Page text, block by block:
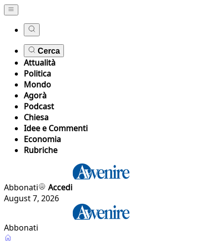
Cerca
Attualità
Politica
Mondo
Agorà
Podcast
Chiesa
Idee e Commenti
Economia
Rubriche
Abbonati
Accedi
August 7, 2026
Abbonati